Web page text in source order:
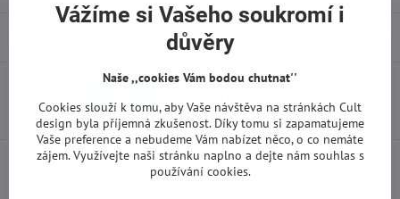
FacebookTwitter Bluesky PinterestReddit LinkedInWhatsApp
E-
mail
Vážíme si Vašeho soukromí i
důvěry
Naše ,,cookies Vám bodou chutnat''
Cookies slouží k tomu, aby Vaše návštěva na stránkách Cult
design byla příjemná zkušenost. Díky tomu si zapamatujeme
Vaše preference a nebudeme Vám nabízet něco, o co nemáte
zájem. Využívejte naši stránku naplno a dejte nám souhlas s
používání cookies.